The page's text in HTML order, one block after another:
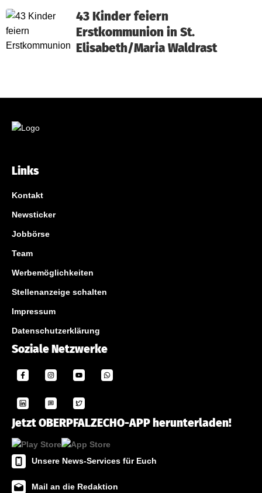
43 Kinder feiern
Erstkommunion in St.
Elisabeth/Maria Waldrast
Links
Kontakt
Newsticker
Jobbörse
Team
Werbemöglichkeiten
Stellenanzeige schalten
Impressum
Datenschutzerklärung
Soziale Netzwerke
Jetzt OBERPFALZECHO-APP herunterladen!
Unsere News-Services für Euch
Mail an die Redaktion